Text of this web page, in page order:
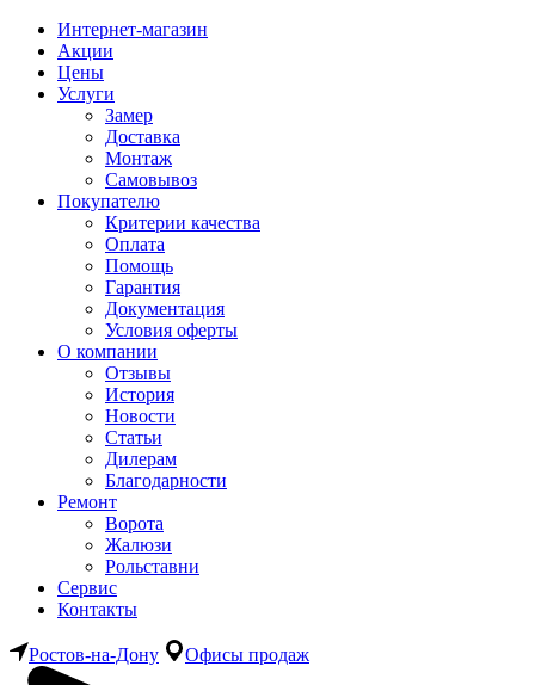
Интернет-магазин
Акции
Цены
Услуги
Замер
Доставка
Монтаж
Самовывоз
Покупателю
Критерии качества
Оплата
Помощь
Гарантия
Документация
Условия оферты
О компании
Отзывы
История
Новости
Статьи
Дилерам
Благодарности
Ремонт
Ворота
Жалюзи
Рольставни
Сервис
Контакты
Ростов-на-Дону Офисы продаж